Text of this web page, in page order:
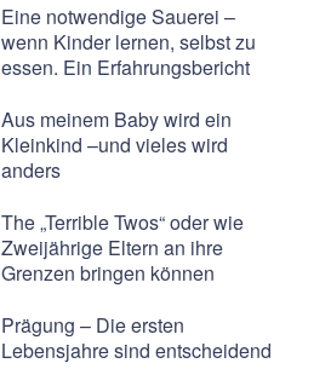
Eine notwendige Sauerei –
wenn Kinder lernen, selbst zu
essen. Ein Erfahrungsbericht
Aus meinem Baby wird ein
Kleinkind –und vieles wird
anders
The „Terrible Twos“ oder wie
Zweijährige Eltern an ihre
Grenzen bringen können
Prägung – Die ersten
Lebensjahre sind entscheidend